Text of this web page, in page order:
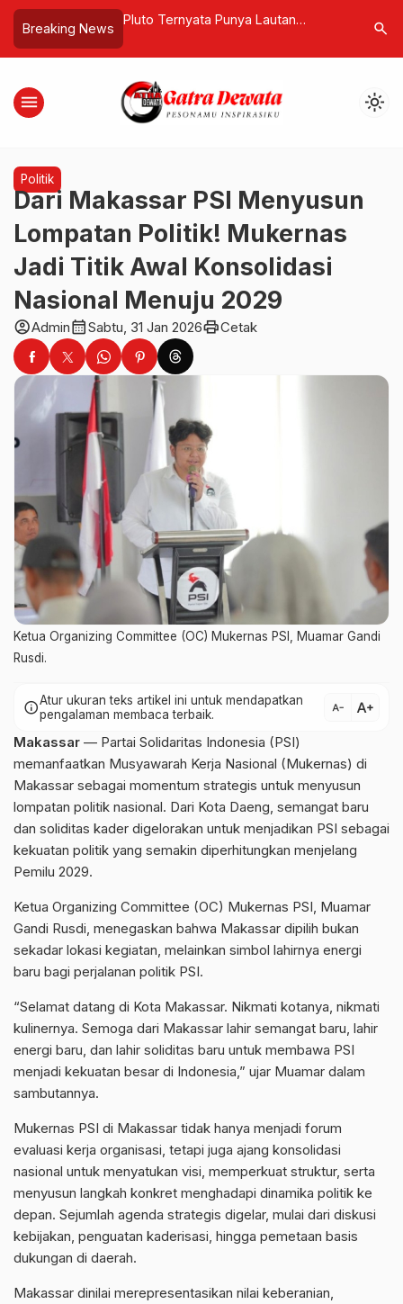
Breaking News
Hari Pahlawan
dengan
untuk
Pluto Ternyata Punya Lautan
Misteri
Purba
search
menu light_mode
Politik
Dari Makassar PSI Menyusun
Lompatan Politik! Mukernas
Jadi Titik Awal Konsolidasi
Nasional Menuju 2029
account_circleAdmincalendar_monthSabtu, 31 Jan 2026printCetak
Ketua Organizing Committee (OC) Mukernas PSI, Muamar Gandi
Rusdi.
infoAtur ukuran teks artikel ini untuk mendapatkan
pengalaman membaca terbaik.
text_decrease text_increase
Makassar — Partai Solidaritas Indonesia (PSI)
memanfaatkan Musyawarah Kerja Nasional (Mukernas) di
Makassar sebagai momentum strategis untuk menyusun
lompatan politik nasional. Dari Kota Daeng, semangat baru
dan soliditas kader digelorakan untuk menjadikan PSI sebagai
kekuatan politik yang semakin diperhitungkan menjelang
Pemilu 2029.
Ketua Organizing Committee (OC) Mukernas PSI, Muamar
Gandi Rusdi, menegaskan bahwa Makassar dipilih bukan
sekadar lokasi kegiatan, melainkan simbol lahirnya energi
baru bagi perjalanan politik PSI.
“Selamat datang di Kota Makassar. Nikmati kotanya, nikmati
kulinernya. Semoga dari Makassar lahir semangat baru, lahir
energi baru, dan lahir soliditas baru untuk membawa PSI
menjadi kekuatan besar di Indonesia,” ujar Muamar dalam
sambutannya.
Mukernas PSI di Makassar tidak hanya menjadi forum
evaluasi kerja organisasi, tetapi juga ajang konsolidasi
nasional untuk menyatukan visi, memperkuat struktur, serta
menyusun langkah konkret menghadapi dinamika politik ke
depan. Sejumlah agenda strategis digelar, mulai dari diskusi
kebijakan, penguatan kaderisasi, hingga pemetaan basis
dukungan di daerah.
Makassar dinilai merepresentasikan nilai keberanian,